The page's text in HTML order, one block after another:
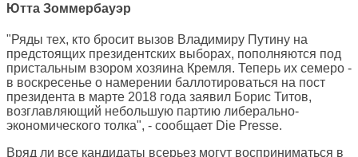
Ютта Зоммербауэр
"Ряды тех, кто бросит вызов Владимиру Путину на
предстоящих президентских выборах, пополняются под
пристальным взором хозяина Кремля. Теперь их семеро -
в воскресенье о намерении баллотироваться на пост
президента в марте 2018 года заявил Борис Титов,
возглавляющий небольшую партию либерально-
экономического толка", - сообщает Die Presse.
Вряд ли все кандидаты всерьез могут восприниматься в